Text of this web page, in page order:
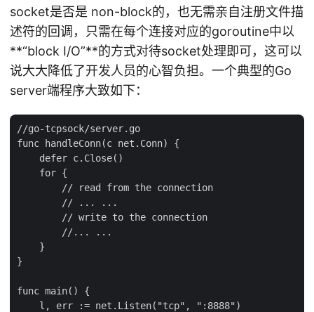
socket是否是 non-block的，也无需亲自注册文件描
述符的回调，只需在每个连接对应的goroutine中以
**“block I/O”**的方式对待socket处理即可，这可以
说大大降低了开发人员的心智负担。一个典型的Go
server端程序大致如下：
//go-tcpsock/server.go
func handleConn(c net.Conn) {
    defer c.Close()
    for {
        // read from the connection
        // ... ...
        // write to the connection
        //... ...
    }
}
func main() {
    l, err := net.Listen("tcp", ":8888")